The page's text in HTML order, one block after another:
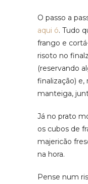
O passo a
aqui ó. Tudo
frango e
risoto no
(reservando
finalização) e,
manteiga,
Já no prato
os cubos de
majericão
na hora.
Pense num